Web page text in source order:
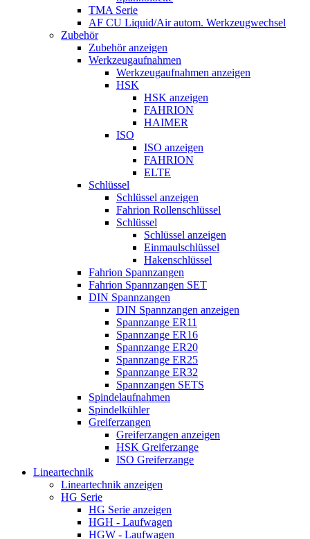
TMA Serie
AF CU Liquid/Air autom. Werkzeugwechsel
Zubehör
Zubehör anzeigen
Werkzeugaufnahmen
Werkzeugaufnahmen anzeigen
HSK
HSK anzeigen
FAHRION
HAIMER
ISO
ISO anzeigen
FAHRION
ELTE
Schlüssel
Schlüssel anzeigen
Fahrion Rollenschlüssel
Schlüssel
Schlüssel anzeigen
Einmaulschlüssel
Hakenschlüssel
Fahrion Spannzangen
Fahrion Spannzangen SET
DIN Spannzangen
DIN Spannzangen anzeigen
Spannzange ER11
Spannzange ER16
Spannzange ER20
Spannzange ER25
Spannzange ER32
Spannzangen SETS
Spindelaufnahmen
Spindelkühler
Greiferzangen
Greiferzangen anzeigen
HSK Greiferzange
ISO Greiferzange
Lineartechnik
Lineartechnik anzeigen
HG Serie
HG Serie anzeigen
HGH - Laufwagen
HGW - Laufwagen